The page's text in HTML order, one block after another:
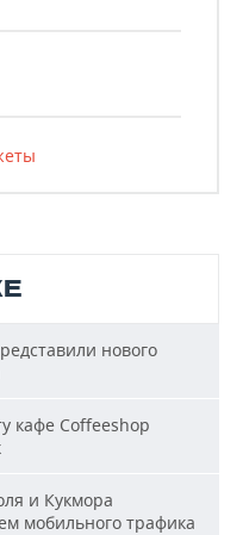
нового
кафе Coffeeshop
и Кукмора
мобильного трафика